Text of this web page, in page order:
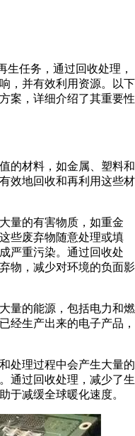
生任务，通过回收处理，
，并有效利用资源。以下
案，详细介绍了其重要性
的材料，如金属、塑料和
效地回收和再利用这些材
量的有害物质，如重金
些废弃物随意处理或填
严重污染。通过回收处
物，减少对环境的负面影
量的能源，包括电力和燃
经生产出来的电子产品，
处理过程中会产生大量的
通过回收处理，减少了生
于减缓全球暖化速度。